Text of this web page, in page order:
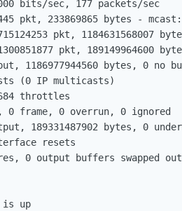
bits/sec, 177 packets/sec
pkt, 233869865 bytes -
pkt, 1184631568007
pkt, 189149964600
1186977944560 bytes, 0 no
(0 IP multicasts)
throttles
0 overrun, 0 ignored
189331487902 bytes, 0
resets
output buffers swapped out
is up